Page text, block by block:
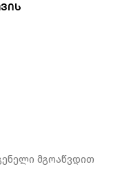
Მგოაწვდით